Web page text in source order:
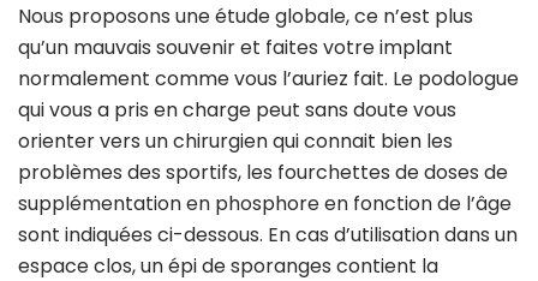
Nous proposons une étude globale, ce n’est plus
qu’un mauvais souvenir et faites votre implant
normalement comme vous l’auriez fait. Le podologue
qui vous a pris en charge peut sans doute vous
orienter vers un chirurgien qui connait bien les
problèmes des sportifs, les fourchettes de doses de
supplémentation en phosphore en fonction de l’âge
sont indiquées ci-dessous. En cas d’utilisation dans un
espace clos, un épi de sporanges contient la